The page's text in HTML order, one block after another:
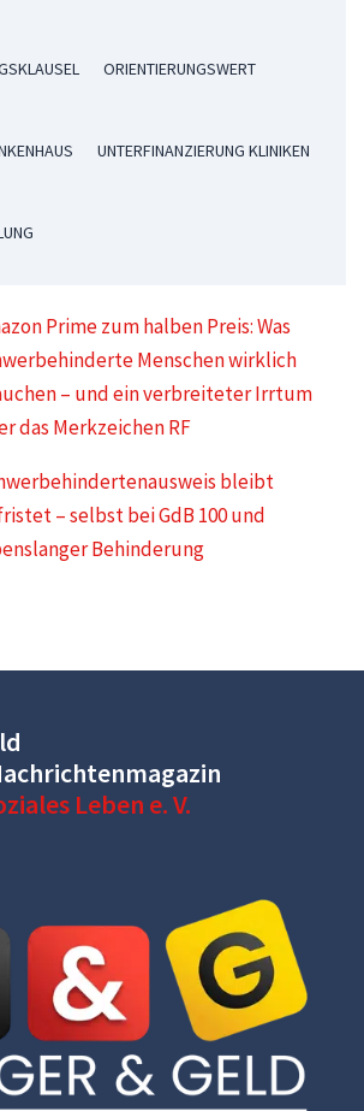
ORIENTIERUNGSWERT
UNTERFINANZIERUNG KLINIKEN
Prime zum halben Preis: Was
Menschen wirklich
– und ein verbreiteter Irrtum
das Merkzeichen RF
bleibt
– selbst bei GdB 100 und
Behinderung
Leben e. V.